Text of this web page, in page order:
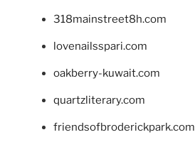
318mainstreet8h.com
lovenailsspari.com
oakberry-kuwait.com
quartzliterary.com
friendsofbroderickpark.com